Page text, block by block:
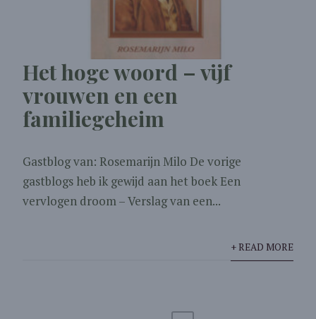
Het hoge woord – vijf
vrouwen en een
familiegeheim
Gastblog van: Rosemarijn Milo De vorige
gastblogs heb ik gewijd aan het boek Een
vervlogen droom – Verslag van een...
+ READ MORE